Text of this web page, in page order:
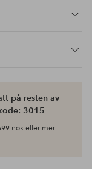
på resten av
3015
nok eller mer